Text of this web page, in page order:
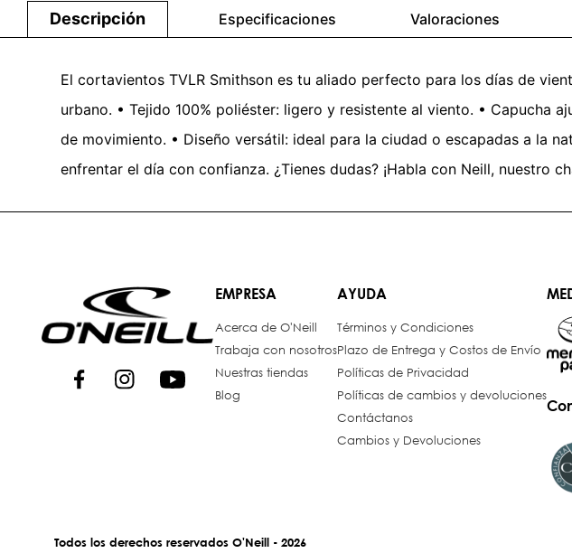
Descripción Especificaciones Valoraciones
El cortavientos TVLR Smithson es tu aliado perfecto para los días de
urbano. • Tejido 100% poliéster: ligero y resistente al viento. • Capucha
de movimiento. • Diseño versátil: ideal para la ciudad o escapadas a la
enfrentar el día con confianza. ¿Tienes dudas? ¡Habla con Neill, nuestro
EMPRESA
Acerca de O'Neill
Trabaja con nosotros
Nuestras tiendas
Blog
AYUDA
Términos y Condiciones
Plazo de Entrega y Costos de Envío
Políticas de Privacidad
Políticas de cambios y devoluciones
Contáctanos
Cambios y Devoluciones
Todos los derechos reservados O'Neill - 2026